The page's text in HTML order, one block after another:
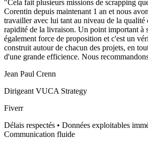
"Cela fait plusieurs missions de scrapping
Corentin depuis maintenant 1 an et nous
travailler avec lui tant au niveau de la qualité
rapidité de la livraison. Un point important à
également force de proposition et c'est un
construit autour de chacun des projets, en
d'une grande efficience. Nous
Jean Paul Crenn
Dirigeant VUCA Strategy
Fiverr
Délais respectés • Données exploitables
Communication fluide